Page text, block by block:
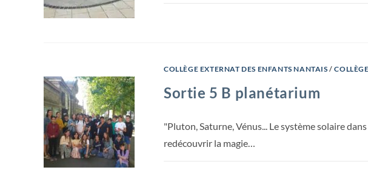
COLLÈGE EXTERNAT DES ENFANTS NANTAIS /
Sortie 5 B planétarium
"Pluton, Saturne, Vénus... Le système solaire
redécouvrir la magie…